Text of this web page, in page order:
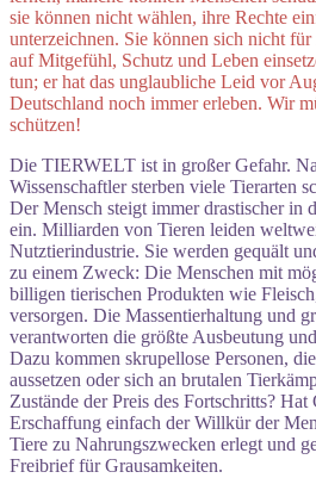
sie können nicht wählen, ihre Rechte
unterzeichnen. Sie können sich nicht
auf Mitgefühl, Schutz und Leben
tun; er hat das unglaubliche Leid vor
Deutschland noch immer erleben. Wir
schützen!
Die TIERWELT ist in großer Gefahr.
Wissenschaftler sterben viele Tierarten
Der Mensch steigt immer drastischer in
ein. Milliarden von Tieren leiden
Nutztierindustrie. Sie werden gequält
zu einem Zweck: Die Menschen mit
billigen tierischen Produkten wie
versorgen. Die Massentierhaltung und
verantworten die größte Ausbeutung
Dazu kommen skrupellose Personen,
aussetzen oder sich an brutalen
Zustände der Preis des Fortschritts?
Erschaffung einfach der Willkür der
Tiere zu Nahrungszwecken erlegt und
Freibrief für Grausamkeiten.